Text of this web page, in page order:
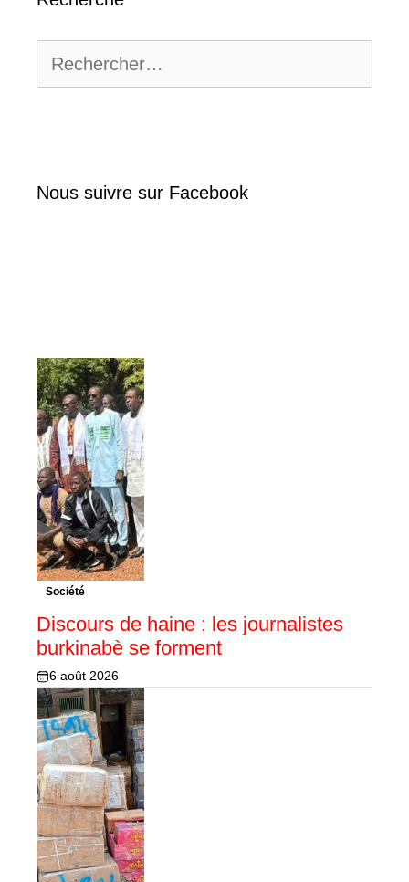
Nous suivre sur Facebook
Société
Discours de haine : les journalistes
burkinabè se forment
6 août 2026